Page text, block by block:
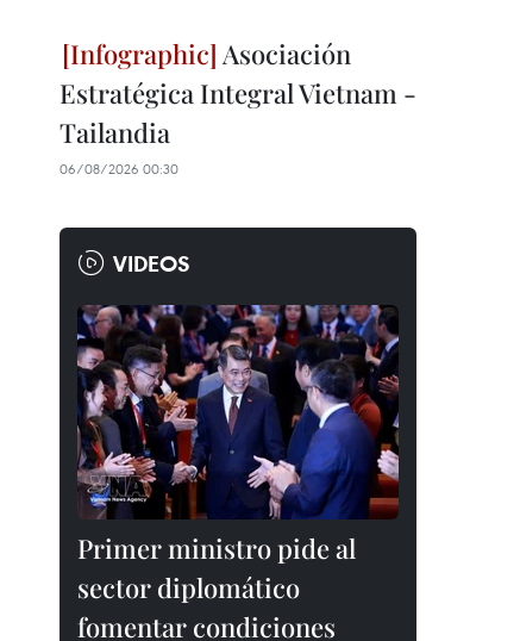
Asociación
Estratégica Integral Vietnam -
Tailandia
06/08/2026 00:30
VIDEOS
Primer ministro pide al
sector diplomático
fomentar condiciones